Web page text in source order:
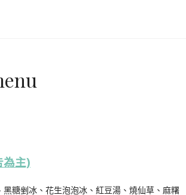
為主)
糖剉冰、花生泡泡冰、紅豆湯、燒仙草、麻糬